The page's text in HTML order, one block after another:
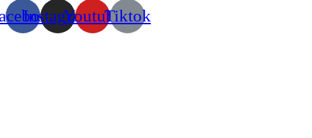
InstagramYoutubeTiktok